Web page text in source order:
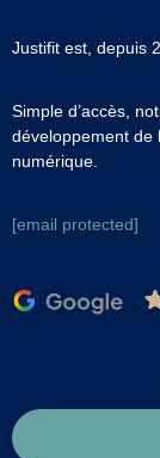
Justifit est, depuis
Simple d’accès,
développement de
numérique.
[email protected]